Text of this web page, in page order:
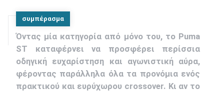
συμπέρασμα
Όντας μία κατηγορία από μόνο του, το Puma
ST καταφέρνει να προσφέρει περίσσια
οδηγική ευχαρίστηση και αγωνιστική αύρα,
φέροντας παράλληλα όλα τα προνόμια ενός
πρακτικού και ευρύχωρου crossover. Κι αν το